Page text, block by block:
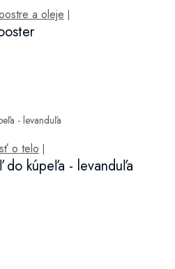
a oleje |
o telo |
do kúpeľa - levanduľa